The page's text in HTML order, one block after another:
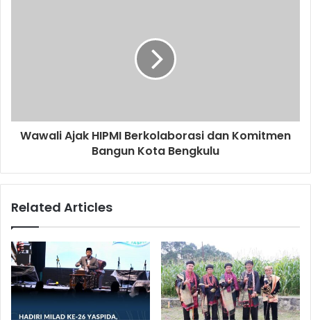
Wawali Ajak HIPMI Berkolaborasi dan Komitmen
Bangun Kota Bengkulu
Related Articles